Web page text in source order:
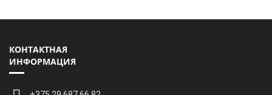
КОНТАКТНАЯ
ИНФОРМАЦИЯ